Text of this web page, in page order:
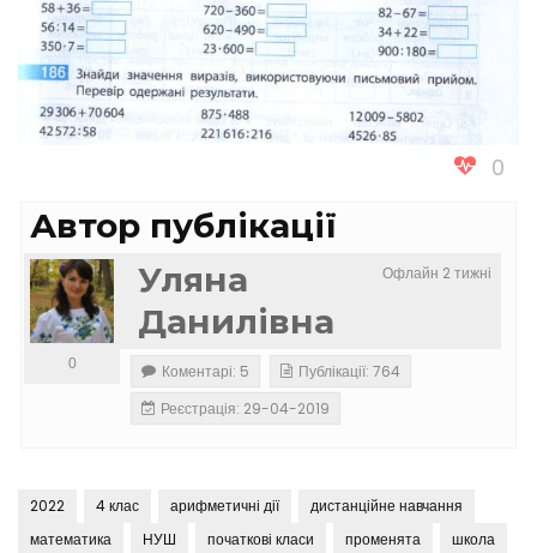
0
Автор публікації
Офлайн 2 тижні
Уляна
Данилівна
0 Коментарі: 5
Публікації: 764
Реєстрація: 29-04-2019
2022 4 клас арифметичні дії
дистанційне навчання
математика
НУШ початкові класи променята
школа